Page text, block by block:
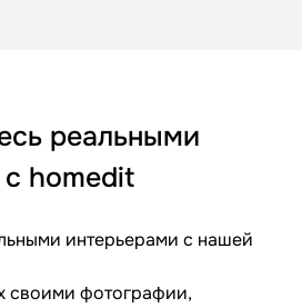
реальными
homedit
интерьерами с нашей
своими фотографии,